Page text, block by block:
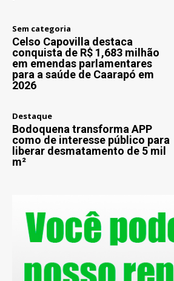
Sem categoria
Celso Capovilla destaca
conquista de R$ 1,683 milhão
em emendas parlamentares
para a saúde de Caarapó em
2026
Destaque
Bodoquena transforma APP
como de interesse público para
liberar desmatamento de 5 mil
m²